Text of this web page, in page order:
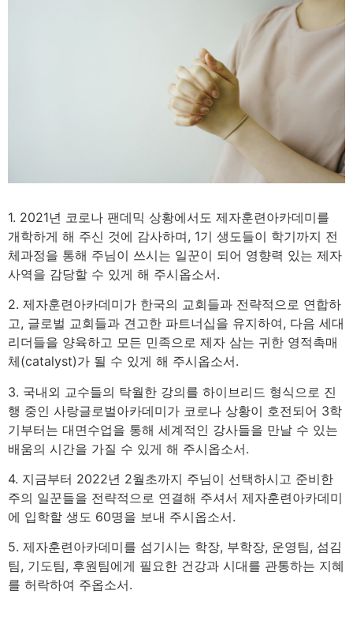
1. 2021년 코로나 팬데믹 상황에서도 제자훈련아카데미를
개학하게 해 주신 것에 감사하며, 1기 생도들이 학기까지 전
체과정을 통해 주님이 쓰시는 일꾼이 되어 영향력 있는 제자
사역을 감당할 수 있게 해 주시옵소서.
2. 제자훈련아카데미가 한국의 교회들과 전략적으로 연합하
고, 글로벌 교회들과 견고한 파트너십을 유지하여, 다음 세대
리더들을 양육하고 모든 민족으로 제자 삼는 귀한 영적촉매
체(catalyst)가 될 수 있게 해 주시옵소서.
3. 국내외 교수들의 탁월한 강의를 하이브리드 형식으로 진
행 중인 사랑글로벌아카데미가 코로나 상황이 호전되어 3학
기부터는 대면수업을 통해 세계적인 강사들을 만날 수 있는
배움의 시간을 가질 수 있게 해 주시옵소서.
4. 지금부터 2022년 2월초까지 주님이 선택하시고 준비한
주의 일꾼들을 전략적으로 연결해 주셔서 제자훈련아카데미
에 입학할 생도 60명을 보내 주시옵소서.
5. 제자훈련아카데미를 섬기시는 학장, 부학장, 운영팀, 섬김
팀, 기도팀, 후원팀에게 필요한 건강과 시대를 관통하는 지혜
를 허락하여 주옵소서.